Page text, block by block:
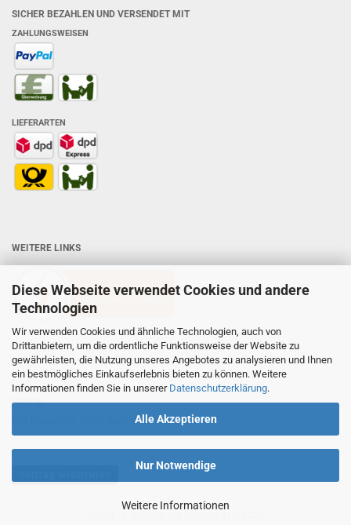
Diese Webseite verwendet Cookies und andere
Technologien
Wir verwenden Cookies und ähnliche Technologien, auch von
Drittanbietern, um die ordentliche Funktionsweise der Website zu
gewährleisten, die Nutzung unseres Angebotes zu analysieren und Ihnen
ein bestmögliches Einkaufserlebnis bieten zu können. Weitere
Informationen finden Sie in unserer Datenschutzerklärung.
Alle Akzeptieren
Nur Notwendige
Weitere Informationen
SICHER BEZAHLEN UND VERSENDET MIT
ZAHLUNGSWEISEN
LIEFERARTEN
WEITERE LINKS
PREISE
Alle Preise inkl. MwSt. zzgl. Versandkosten.